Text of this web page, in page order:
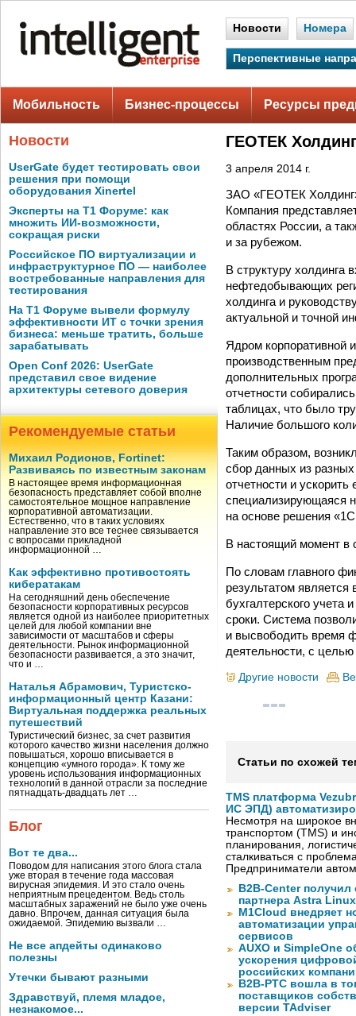
Новости Номера
Перспективные
Мобильность Бизнес-процессы Ресурсы
Новости
UserGate будет тестировать свои
решения при помощи
оборудования Xinertel
Эксперты на Т1 Форуме: как
множить ИИ-возможности,
сокращая риски
Российское ПО виртуализации и
инфраструктурное ПО — наиболее
востребованные направления для
тестирования
На Т1 Форуме вывели формулу
эффективности ИТ с точки зрения
бизнеса: меньше тратить, больше
зарабатывать
Open Conf 2026: UserGate
представил свое видение
архитектуры сетевого доверия
Рекомендуемые статьи
Михаил Родионов, Fortinet:
Развиваясь по известным законам
В настоящее время информационная
безопасность представляет собой вполне
самостоятельное мощное направление
корпоративной автоматизации.
Естественно, что в таких условиях
направление это все теснее связывается
с вопросами прикладной
информационной …
Как эффективно противостоять
кибератакам
На сегодняшний день обеспечение
безопасности корпоративных ресурсов
является одной из наиболее приоритетных
целей для любой компании вне
зависимости от масштабов и сферы
деятельности. Рынок информационной
безопасности развивается, а это значит,
что и …
Наталья Абрамович, Туристско-
информационный центр Казани:
Виртуальная поддержка реальных
путешествий
Туристический бизнес, за счет развития
которого качество жизни населения должно
повышаться, хорошо вписывается в
концепцию «умного города». К тому же
уровень использования информационных
технологий в данной отрасли за последние
пятнадцать-двадцать лет …
Блог
Вот те два...
Поводом для написания этого блога стала
уже вторая в течение года массовая
вирусная эпидемия. И это стало очень
неприятным прецедентом. Ведь столь
масштабных заражений не было уже очень
давно. Впрочем, данная ситуация была
ожидаемой. Эпидемию вызвали …
Не все апдейты одинаково
полезны
Утечки бывают разными
Здравствуй, племя младое,
незнакомое...
ГЕОТЕК
3 апреля 2014 г.
ЗАО «ГЕОТЕК
Компания
областях России, а
и за рубежом.
В структуру холдинга
нефтедобывающих
холдинга и
актуальной и точной
Ядром корпоративной
производственным
дополнительных
отчетности
таблицах, что было
Наличие большого
Таким образом,
сбор данных из
отчетности и
специализирующаяся
на основе решения
В настоящий момент в
По словам главного
результатом
бухгалтерского учета
сроки. Система
и высвободить время
деятельности, с
Другие новости
Статьи по схожей
TMS платформа
ИС ЭПД)
Несмотря на широкое
транспортом (TMS) и
планирования,
сталкиваться с
Предприниматели
B2B-Center получил
партнера Astra Linux
M1Cloud внедряет
автоматизации
сервисов
AUXO и SimpleOne
ускорения
российских
B2B-РТС вошла в
поставщиков
версии TAdviser